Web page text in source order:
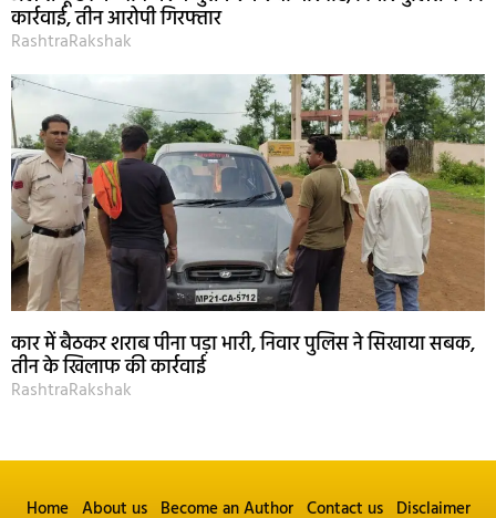
कार्रवाई, तीन आरोपी गिरफ्तार
RashtraRakshak
कार में बैठकर शराब पीना पड़ा भारी, निवार पुलिस ने सिखाया सबक,
तीन के खिलाफ की कार्रवाई
RashtraRakshak
Home About us Become an Author Contact us Disclaimer